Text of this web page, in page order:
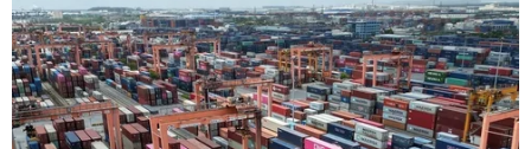
Tạm ngừng tổ chức lễ viếng Lăng Chủ tịch
Hồ Chí Minh đến hết 15/8
12/06/2018 06:04
Từ ngày 15/6 đến hết ngày 15/8, Lăng Chủ tịch Hồ Chí